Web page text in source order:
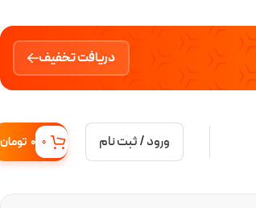
دریافت تخفیف
ورود / ثبت نام 0
0 تومان